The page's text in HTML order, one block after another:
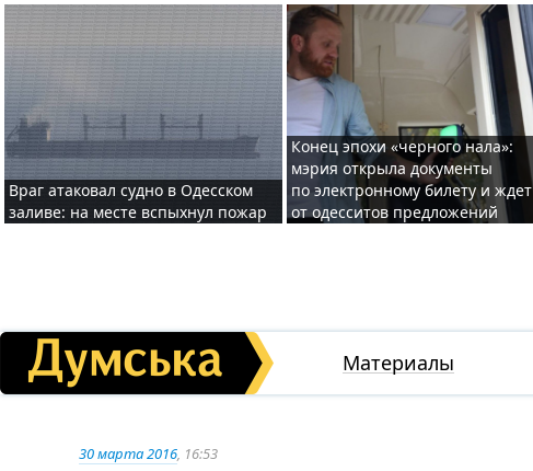
Враг атаковал судно в Одесском
заливе: на месте вспыхнул пожар
Конец эпохи «черного нала»:
мэрия открыла документы
по электронному билету и ждет
от одесситов предложений
Материалы
30 марта 2016, 16:53